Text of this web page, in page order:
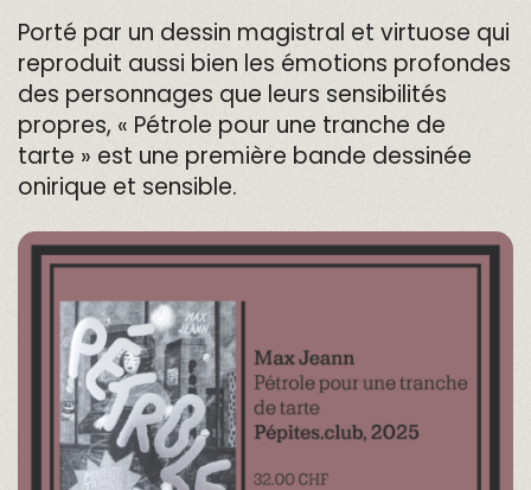
Porté par un dessin magistral et virtuose qui
reproduit aussi bien les émotions profondes
des personnages que leurs sensibilités
propres, « Pétrole pour une tranche de
tarte » est une première bande dessinée
onirique et sensible.